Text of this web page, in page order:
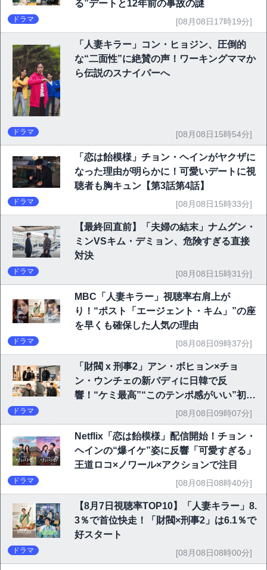
る”デートと12年前の事故の謎
ドラマ [08月08日17時19分]
「人妻キラー」コン・ヒョジン、圧倒的
な“二面性”に絶賛の声！ワーキングママか
ら伝説のスナイパーへ
ドラマ [08月08日15時54分]
「恋は飴模様」チョン・ヘインがヤクザに
なった理由が明らかに！可愛いデートに視
聴者も胸キュン【第3話第4話】
ドラマ [08月08日15時33分]
【最終回直前】「夫婦の結末」ナムグン・
ミンVSキム・デミョン、危険すぎる直接
対決
ドラマ [08月08日15時31分]
MBC「人妻キラー」視聴率右肩上が
り！“ポスト「エージェント・キム」”の座
を早くも確保した人気の理由
ドラマ [08月08日09時37分]
「財閥 x 刑事2」アン・ボヒョン×チョ
ン・ウンチェの新バディに日韓で反
響！“ケミ最高”“このテンポ感がいい”初回
ドラマ [08月08日09時07分]
Netflix「恋は飴模様」配信開始！チョン・
ヘインの“爆イケ”姿に反響「可愛すぎる」
王道ロコ×ノワール×アクションで注目
ドラマ [08月08日08時40分]
【8月7日視聴率TOP10】「人妻キラー」8.
3％で首位快走！「財閥×刑事2」は6.1％で
好スタート
ドラマ [08月08日08時00分]